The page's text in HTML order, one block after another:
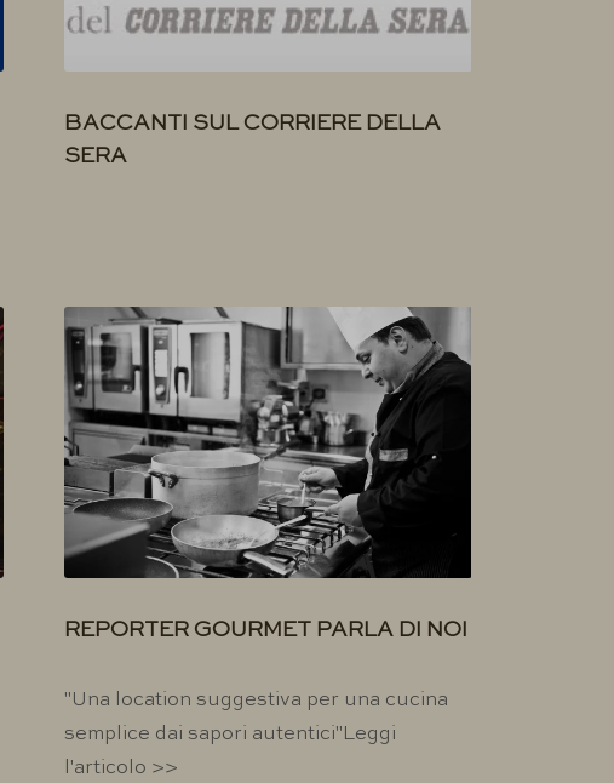
BACCANTI SUL CORRIERE DELLA
SERA
REPORTER GOURMET PARLA DI NOI
"Una location suggestiva per una cucina
semplice dai sapori autentici"Leggi
l'articolo >>